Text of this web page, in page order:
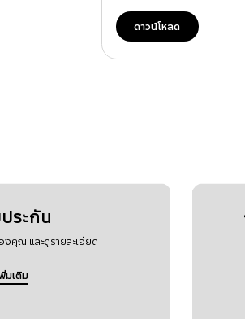
ดาวน์โหลด
ระกัน
คุณ และดูรายละเอียด
มเติม